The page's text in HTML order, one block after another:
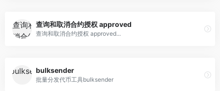
查询和取消合约授权 approved
查询和取消合约授权 approved...
bulksender
批量分发代币工具bulksender